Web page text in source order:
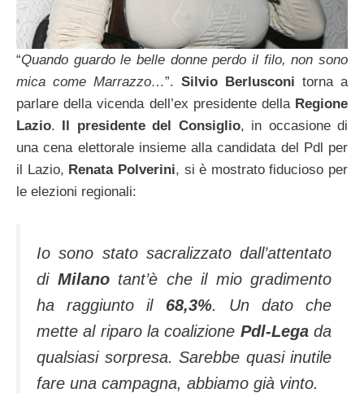
“Quando guardo le belle donne perdo il filo, non sono
mica come Marrazzo…”. Silvio Berlusconi torna a
parlare della vicenda dell’ex presidente della Regione
Lazio. Il presidente del Consiglio, in occasione di
una cena elettorale insieme alla candidata del Pdl per
il Lazio, Renata Polverini, si è mostrato fiducioso per
le elezioni regionali:
Io sono stato sacralizzato dall’attentato
di Milanotant’è che il mio gradimento
ha raggiunto il 68,3%. Un dato che
mette al riparo la coalizione Pdl-Legada
qualsiasi sorpresa. Sarebbe quasi inutile
fare una campagna, abbiamo già vinto.